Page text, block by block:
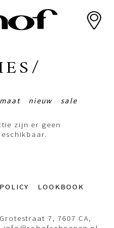
maat nieuw sale
zijn er geen
LOOKBOOK
7, 7607 CA,